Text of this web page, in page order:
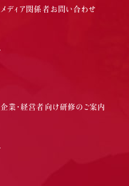
メディア関係者お問い合わせ
企業・経営者向け研修のご案内